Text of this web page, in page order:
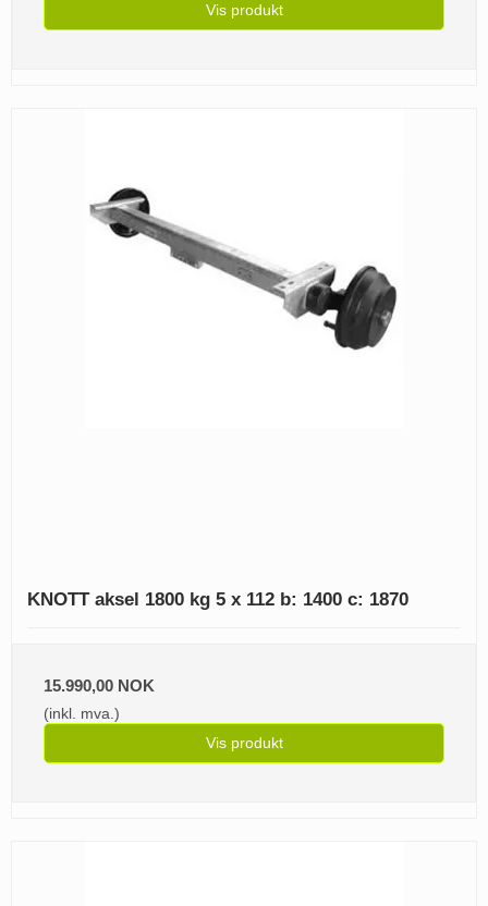
Vis produkt
KNOTT aksel 1800 kg 5 x 112 b: 1400 c: 1870
15.990,00 NOK
(inkl. mva.)
Vis produkt